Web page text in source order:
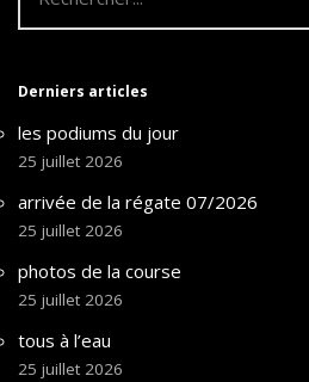
Derniers articles
les podiums du jour
25 juillet 2026
arrivée de la régate 07/2026
25 juillet 2026
photos de la course
25 juillet 2026
tous à l’eau
25 juillet 2026